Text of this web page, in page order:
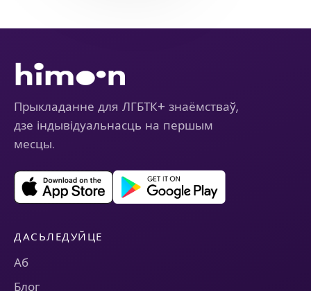
Прыкладанне для ЛГБТК+ знаёмстваў,
дзе індывідуальнасць на першым
месцы.
ДАСЬЛЕДУЙЦЕ
Аб
Блог